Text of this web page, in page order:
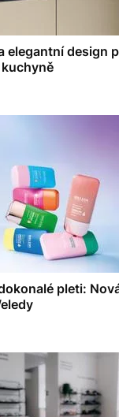
elegantní design
pleti: